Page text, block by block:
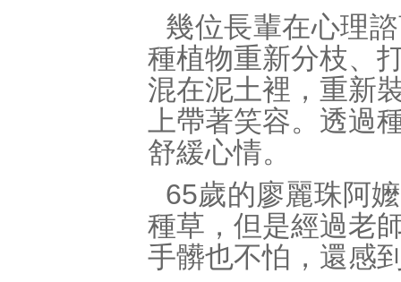
幾位長輩在心理
種植物重新分枝、
混在泥土裡，重新
上帶著笑容。透過
舒緩心情。
65歲的廖麗珠阿
種草，但是經過老
手髒也不怕，還感